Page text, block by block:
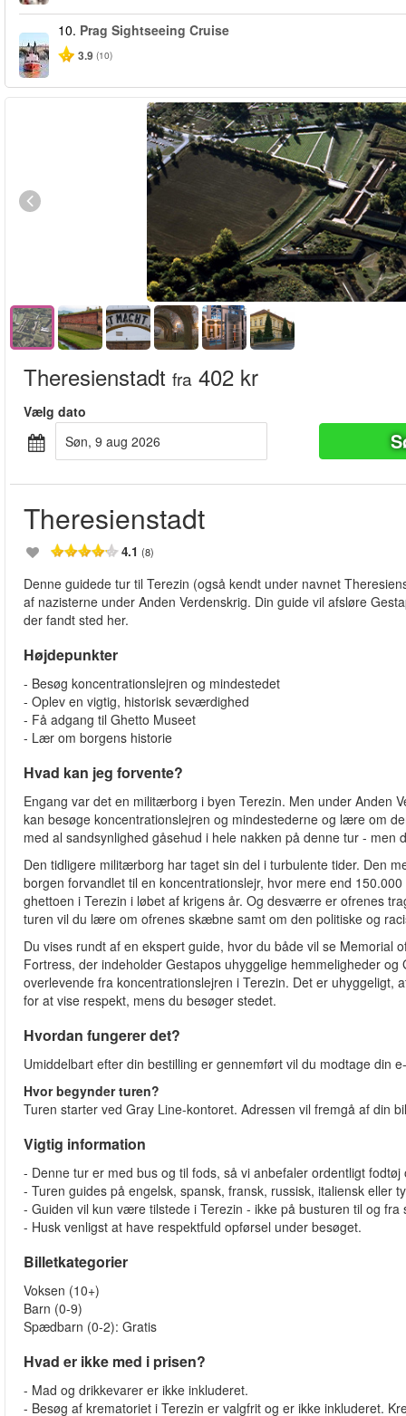
10. Prag Sightseeing Cruise
3.9 (10)
Theresienstadt fra 402 kr
Vælg dato
søn, 9 aug 2026
Theresienstadt
4.1 (8)
Denne guidede tur til Terezin (også kendt under navnet
af nazisterne under Anden Verdenskrig. Din guide vil afsløre
der fandt sted her.
Højdepunkter
- Besøg koncentrationslejren og mindestedet
- Oplev en vigtig, historisk seværdighed
- Få adgang til Ghetto Museet
- Lær om borgens historie
Hvad kan jeg forvente?
Engang var det en militærborg i byen Terezin. Men under Anden
kan besøge koncentrationslejren og mindestederne og lære om
med al sandsynlighed gåsehud i hele nakken på denne tur -
Den tidligere militærborg har taget sin del i turbulente tider. Den
borgen forvandlet til en koncentrationslejr, hvor mere end
ghettoen i Terezin i løbet af krigens år. Og desværre er ofrenes
turen vil du lære om ofrenes skæbne samt om den politiske og
Du vises rundt af en ekspert guide, hvor du både vil se Memorial
Fortress, der indeholder Gestapos uhyggelige hemmeligheder
overlevende fra koncentrationslejren i Terezin. Det er
for at vise respekt, mens du besøger stedet.
Hvordan fungerer det?
Umiddelbart efter din bestilling er gennemført vil du modtage din
Hvor begynder turen?
Turen starter ved Gray Line-kontoret. Adressen vil fremgå af din
Vigtig information
- Denne tur er med bus og til fods, så vi anbefaler ordentligt
- Turen guides på engelsk, spansk, fransk, russisk, italiensk eller
- Guiden vil kun være tilstede i Terezin - ikke på busturen til og
- Husk venligst at have respektfuld opførsel under besøget.
Billetkategorier
Voksen (10+)
Barn (0-9)
Spædbarn (0-2): Gratis
Hvad er ikke med i prisen?
- Mad og drikkevarer er ikke inkluderet.
- Besøg af krematoriet i Terezin er valgfrit og er ikke inkluderet.